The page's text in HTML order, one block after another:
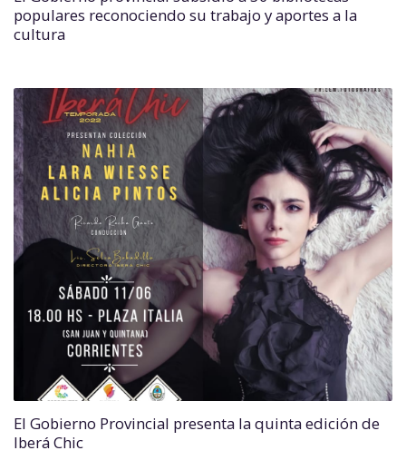
populares reconociendo su trabajo y aportes a la
cultura
El Gobierno Provincial presenta la quinta edición de
Iberá Chic